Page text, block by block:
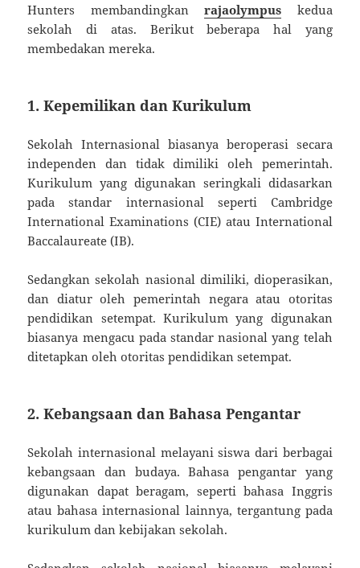
Hunters membandingkanrajaolympus kedua
sekolah di atas. Berikut beberapa hal yang
membedakan mereka.
1. Kepemilikan dan Kurikulum
Sekolah Internasional biasanya beroperasi secara
independen dan tidak dimiliki oleh pemerintah.
Kurikulum yang digunakan seringkali didasarkan
pada standar internasional seperti Cambridge
International Examinations (CIE) atau International
Baccalaureate (IB).
Sedangkan sekolah nasional dimiliki, dioperasikan,
dan diatur oleh pemerintah negara atau otoritas
pendidikan setempat. Kurikulum yang digunakan
biasanya mengacu pada standar nasional yang telah
ditetapkan oleh otoritas pendidikan setempat.
2. Kebangsaan dan Bahasa Pengantar
Sekolah internasional melayani siswa dari berbagai
kebangsaan dan budaya. Bahasa pengantar yang
digunakan dapat beragam, seperti bahasa Inggris
atau bahasa internasional lainnya, tergantung pada
kurikulum dan kebijakan sekolah.